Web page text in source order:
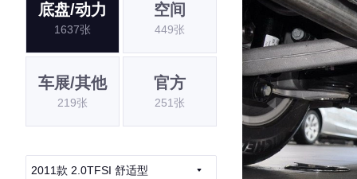
底盘/动力
1637张
空间
449张
车展/其他
219张
官方
251张
2011款 2.0TFSI 舒适型